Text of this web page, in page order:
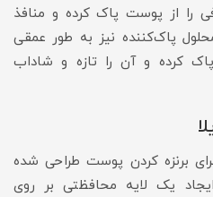
را از پوست پاک کرده و منافذ
پاک‌کننده نیز به طور عمقی
کرده و آن را تازه و شاداب
برنزه کردن پوست طراحی شده
یک لایه محافظتی بر روی